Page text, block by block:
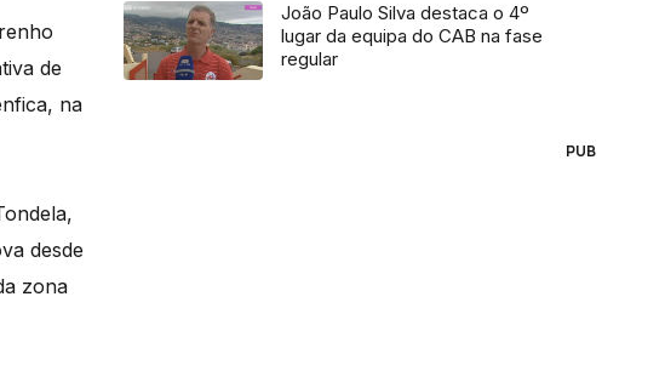
de
na
desde
zona
João Paulo Silva destaca o 4º
lugar da equipa do CAB na fase
regular
PUB